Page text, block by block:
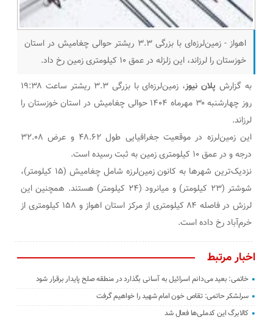
اهواز - زمین‌لرزه‌ای با بزرگی ۳.۳ ریشتر حوالی چغامیش در استان
خوزستان را لرزاند، این زلزله در عمق ۱۰ کیلومتری زمین رخ داد.
به گزارش پلان نیوز
، زمین‌لرزه‌ای با بزرگی ۳.۳ ریشتر ساعت ۱۹:۳۸
روز چهارشنبه ۳۰ مهرماه ۱۴۰۴ حوالی چغامیش در استان خوزستان را
لرزاند.
این زمین‌لرزه در موقعیت جغرافیایی طول ۴۸.۶۲ و عرض ۳۲.۰۸
درجه و در عمق ۱۰ کیلومتری زمین به ثبت رسیده است.
نزدیک‌ترین شهرها به کانون زمین‌لرزه شامل چغامیش (۱۵ کیلومتر)،
شوشتر (۲۳ کیلومتر) و میانرود (۲۴ کیلومتر) هستند. همچنین این
لرزش در فاصله ۸۴ کیلومتری از مرکز استان اهواز و ۱۵۸ کیلومتری از
خرم‌آباد رخ داده است.
اخبار مرتبط
خاتمی: بعید می‌دانم اسرائیل به آسانی بگذارد در منطقه صلح پایدار برقرار شود
سرلشکر حاتمی: تقاص خون امام شهید را خواهیم گرفت
کالابرگ این کدملی‌ها فعال شد